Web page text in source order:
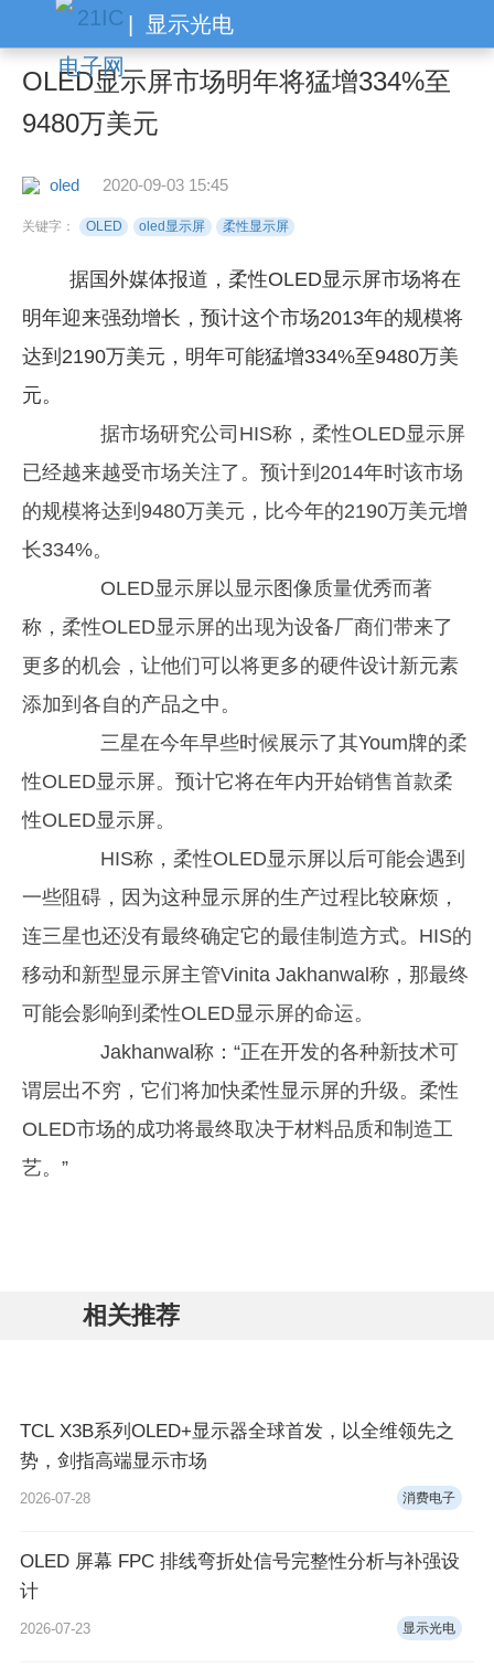
显示光电
OLED显示屏市场明年将猛增334%至
9480万美元
oled 2020-09-03 15:45
关键字： OLED oled显示屏 柔性显示屏
据国外媒体报道，柔性OLED显示屏市场将在
明年迎来强劲增长，预计这个市场2013年的规模将
达到2190万美元，明年可能猛增334%至9480万美
元。
据市场研究公司HIS称，柔性OLED显示屏
已经越来越受市场关注了。预计到2014年时该市场
的规模将达到9480万美元，比今年的2190万美元增
长334%。
OLED显示屏以显示图像质量优秀而著
称，柔性OLED显示屏的出现为设备厂商们带来了
更多的机会，让他们可以将更多的硬件设计新元素
添加到各自的产品之中。
三星在今年早些时候展示了其Youm牌的柔
性OLED显示屏。预计它将在年内开始销售首款柔
性OLED显示屏。
HIS称，柔性OLED显示屏以后可能会遇到
一些阻碍，因为这种显示屏的生产过程比较麻烦，
连三星也还没有最终确定它的最佳制造方式。HIS的
移动和新型显示屏主管Vinita Jakhanwal称，那最终
可能会影响到柔性OLED显示屏的命运。
Jakhanwal称：“正在开发的各种新技术可
谓层出不穷，它们将加快柔性显示屏的升级。柔性
OLED市场的成功将最终取决于材料品质和制造工
艺。”
相关推荐
TCL X3B系列OLED+显示器全球首发，以全维领先之
势，剑指高端显示市场
2026-07-28 消费电子
OLED 屏幕 FPC 排线弯折处信号完整性分析与补强设
计
2026-07-23 显示光电